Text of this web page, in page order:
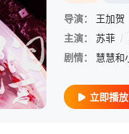
苗若芃 / 杨雪儿 / 严智超 /
导演：
王加贺
主演：
苏菲 /
剧情：
立即播放